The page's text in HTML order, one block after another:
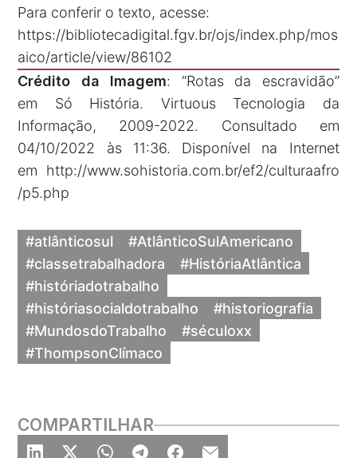
Para conferir o texto, acesse:
https://bibliotecadigital.fgv.br/ojs/index.php/mos
aico/article/view/86102
Crédito da Imagem: “Rotas da escravidão”
em Só História. Virtuous Tecnologia da
Informação, 2009-2022. Consultado em
04/10/2022 às 11:36. Disponível na Internet
em http://www.sohistoria.com.br/ef2/culturaafro
/p5.php
#atlânticosul
#AtlânticoSulAmericano
#classetrabalhadora
#HistóriaAtlântica
#históriadotrabalho
#históriasocialdotrabalho
#historiografia
#MundosdoTrabalho
#séculoxx
#ThompsonClímaco
COMPARTILHAR